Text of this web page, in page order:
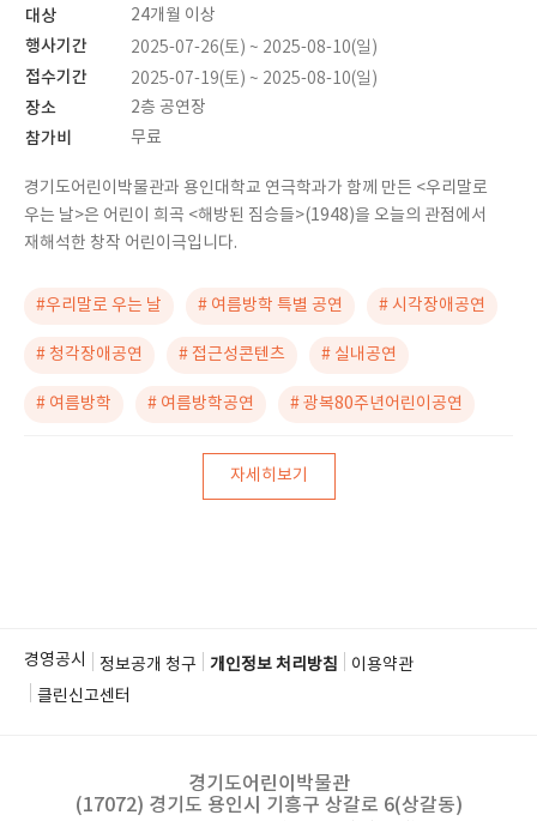
대상 24개월 이상
행사기간 2025-07-26(토) ~ 2025-08-10(일)
접수기간 2025-07-19(토) ~ 2025-08-10(일)
장소 2층 공연장
참가비 무료
경기도어린이박물관과 용인대학교 연극학과가 함께 만든 <우리말로
우는 날>은 어린이 희곡 <해방된 짐승들>(1948)을 오늘의 관점에서
재해석한 창작 어린이극입니다.
#우리말로 우는 날 # 여름방학 특별 공연 # 시각장애공연
# 청각장애공연 # 접근성콘텐츠 # 실내공연
# 여름방학 # 여름방학공연 # 광복80주년어린이공연
자세히보기
경영공시 정보공개 청구 개인정보 처리방침
이용약관
클린신고센터
경기도어린이박물관
(17072) 경기도 용인시 기흥구 상갈로 6(상갈동)